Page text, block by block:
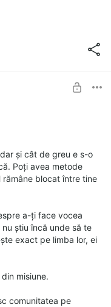
online fără 7 tool-uri
puțin și a câștiga mai
un sistem predictibil
și cât de greu e s-o
Poți avea metode
blocat între tine
a-ți face vocea
știu încă unde să te
exact pe limba lor, ei
misiune.
comunitatea pe